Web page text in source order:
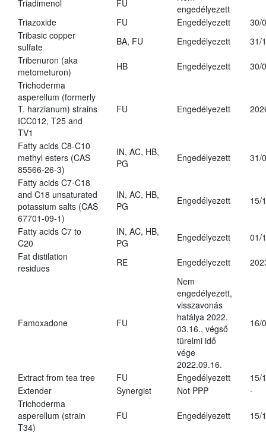
Triadimenol
FU
engedélyezett
Triazoxide
FU Engedélyezett
30/
Tribasic copper
sulfate
BA, FU Engedélyezett
31/
Tribenuron (aka
metometuron)
HB Engedélyezett
30/
Trichoderma
asperellum (formerly
T. harzianum) strains
ICC012, T25 and
TV1
FU Engedélyezett
Fatty acids C8-C10
methyl esters (CAS
85566-26-3)
IN, AC, HB,
PG
Engedélyezett 31/
Fatty acids C7-C18
and C18 unsaturated
potassium salts (CAS
67701-09-1)
IN, AC, HB,
PG
Engedélyezett 15/
Fatty acids C7 to
C20
IN, AC, HB,
PG
Engedélyezett
01/
Fat distilation
residues
RE Engedélyezett
Famoxadone FU
Nem
engedélyezett,
visszavonás
hatálya 2022.
03.16., végső
türelmi idő
vége
2022.09.16.
16/
Extract from tea tree FU Engedélyezett
15/
Extender
Synergist Not PPP
-
Trichoderma
asperellum (strain
T34)
FU Engedélyezett 15/